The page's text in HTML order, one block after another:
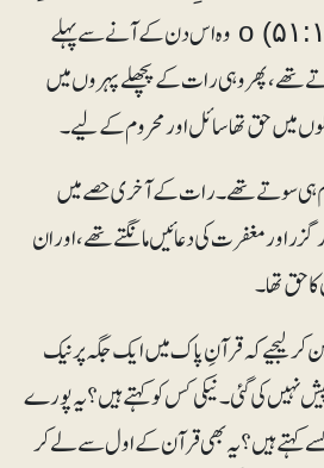
وہ اس دن کے آنے سے پہلے
تھے، پھر وہی رات کے پچھلے پہروں میں
میں حق تھا سائل اور محروم کے لیے۔
ہی سوتے تھے۔ رات کے آخری حصے میں
اور مغفرت کی دعائیں مانگتے تھے، اور ان
حق تھا۔
کہ قرآنِ پاک میں ایک جگہ پر نیک
نہیں کی گئی۔ نیکی کس کو کہتے ہیں؟ یہ پورے
کہتے ہیں؟یہ بھی قرآن کے اول سے لے کر